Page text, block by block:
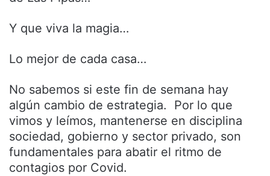
Y que viva la magia…
Lo mejor de cada casa…
No sabemos si este fin de semana hay
algún cambio de estrategia. Por lo que
vimos y leímos, mantenerse en disciplina
sociedad, gobierno y sector privado, son
fundamentales para abatir el ritmo de
contagios por Covid.